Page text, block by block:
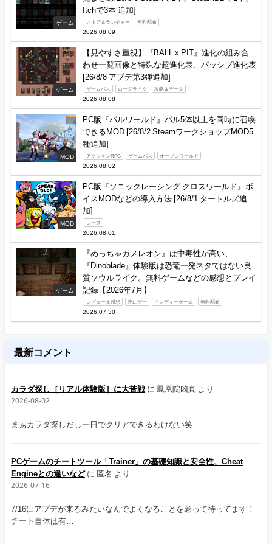
ゲーム
Itchで3本 追加]
ストア＆ランチャー 無料配布
2026.08.09
ゲーム
【見やすさ重視】『BALL x PIT』進化の組み合
わせ一覧画像と特殊な超進化表、パッシブ進化表
[26/8/8 アプデ第3弾追加]
ゲームパス ローグライク 攻略＆データ
2026.08.08
MOD
PC版『パルワールド』パル5体以上を同時に召喚
できるMOD [26/8/2 SteamワークショップMOD5
種追加]
アクションRPG ゲームパス オープンワールド
2026.08.02
MOD
PC版『ソニックレーシング クロスワールド』ボ
イスMODなどの導入方法 [26/8/1 タートルズ追
加]
レース
2026.08.01
ゲーム
『めっちゃカメレオン』は中毒性が高い、
『Dinoblade』体験版は恐竜一発ネタではない良
質ソウルライク。無料ゲームなどの感想とプレイ
記録【2026年7月】
レビュー＆感想 死にゲー インディーゲーム 無料配布
2026.07.30
最新コメント
カラダ探し［リアル体験版］に大苦戦 に 鳳凰院凶真 より
2026-08-02
まぁカラダ探しだし一日でクリアできるわけない笑
PCゲームのチートツール「Trainer」の基礎知識と安全性、Cheat
Engineとの違いなどに 匿名 より
2026-07-16
7/16にアプデが来るみたいなんでよくなることを願って待ってます！
チート自体は有…